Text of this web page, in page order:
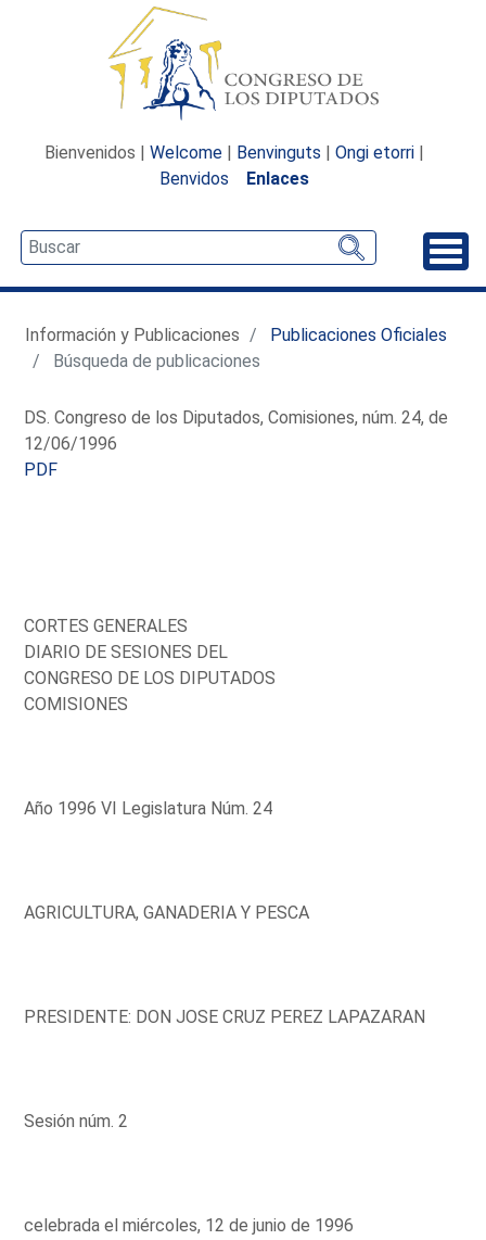
Bienvenidos | Welcome | Benvinguts | Ongi etorri |
Benvidos
Enlaces
Información y Publicaciones
Publicaciones Oficiales
Búsqueda de publicaciones
DS. Congreso de los Diputados, Comisiones, núm. 24, de
12/06/1996
PDF
CORTES GENERALES
DIARIO DE SESIONES DEL
CONGRESO DE LOS DIPUTADOS
COMISIONES
Año 1996 VI Legislatura Núm. 24
AGRICULTURA, GANADERIA Y PESCA
PRESIDENTE: DON JOSE CRUZ PEREZ LAPAZARAN
Sesión núm. 2
celebrada el miércoles, 12 de junio de 1996